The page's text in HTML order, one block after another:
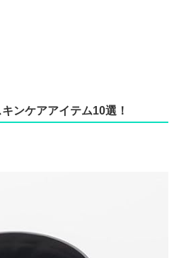
ンケアアイテム10選！